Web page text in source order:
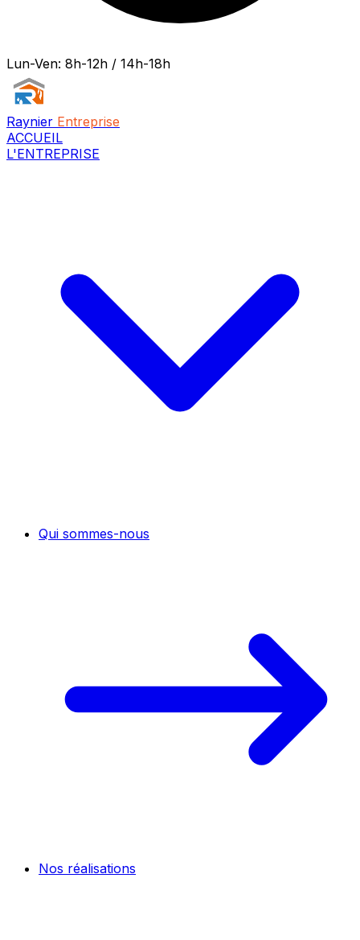
Lun-Ven: 8h-12h / 14h-18h
Raynier Entreprise
ACCUEIL
L'ENTREPRISE
Qui sommes-nous
Nos réalisations